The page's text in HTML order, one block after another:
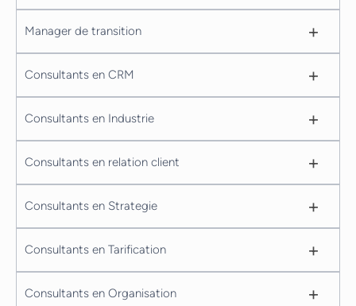
Manager de transition +
Consultants en CRM +
Consultants en Industrie +
Consultants en relation client +
Consultants en Strategie +
Consultants en Tarification +
Consultants en Organisation +